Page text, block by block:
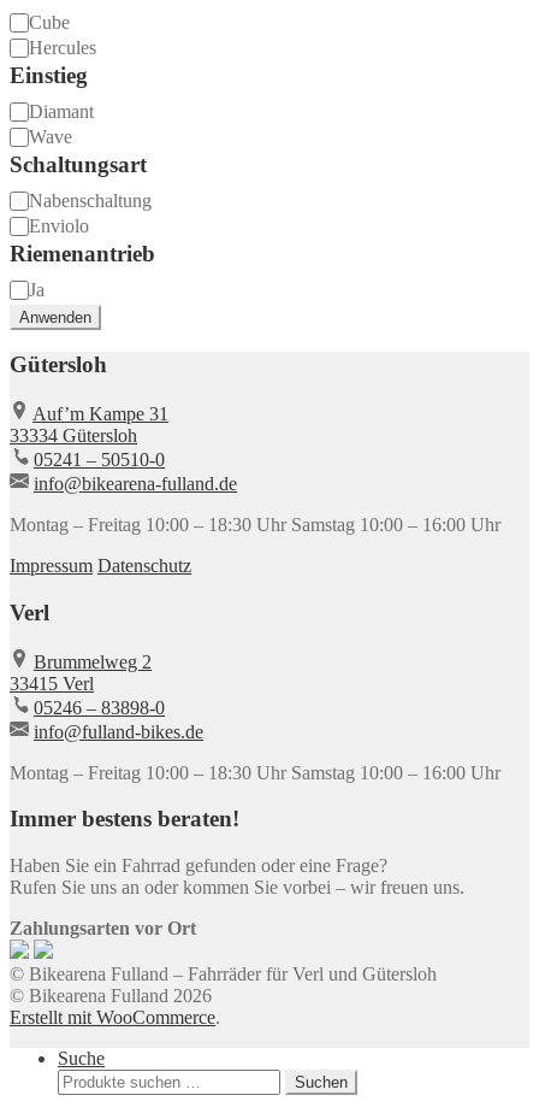
Marke
Cube
Hercules
Einstieg
Einstieg
Diamant
Wave
Schaltungsart
Schaltungsart
Nabenschaltung
Enviolo
Riemenantrieb
Riemenantrieb
Ja
Anwenden
Gütersloh
Auf’m Kampe 31
33334 Gütersloh
05241 – 50510-0
info@bikearena-fulland.de
Montag – Freitag 10:00 – 18:30 Uhr Samstag 10:00 – 16:00 Uhr
Impressum Datenschutz
Verl
Brummelweg 2
33415 Verl
05246 – 83898-0
info@fulland-bikes.de
Montag – Freitag 10:00 – 18:30 Uhr Samstag 10:00 – 16:00 Uhr
Immer bestens beraten!
Haben Sie ein Fahrrad gefunden oder eine Frage?
Rufen Sie uns an oder kommen Sie vorbei – wir freuen uns.
Zahlungsarten vor Ort
© Bikearena Fulland – Fahrräder für Verl und Gütersloh
© Bikearena Fulland 2026
Erstellt mit WooCommerce.
Suche
Suchen
nach:
Suchen